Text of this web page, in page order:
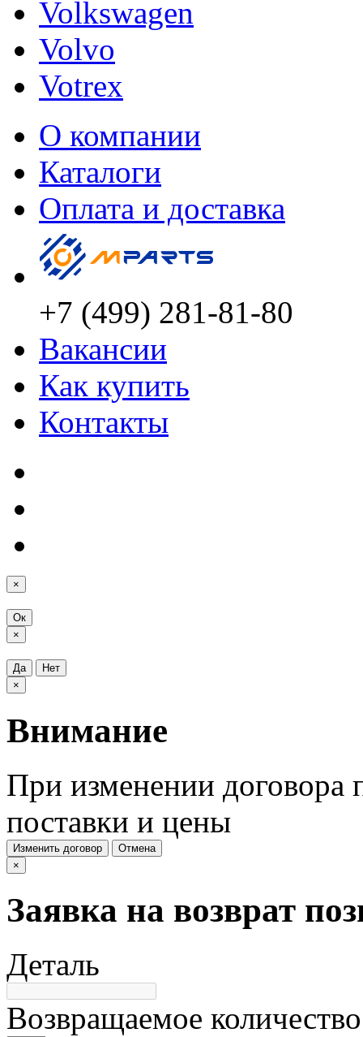
Volkswagen
Volvo
Votrex
О компании
Каталоги
Оплата и доставка
+7 (499) 281-81-80
Вакансии
Как купить
Контакты
×
Ок
×
Да
Нет
×
Внимание
При изменении договора
поставки и цены
Изменить договор
Отмена
×
Заявка на возврат
Деталь
Возвращаемое количество